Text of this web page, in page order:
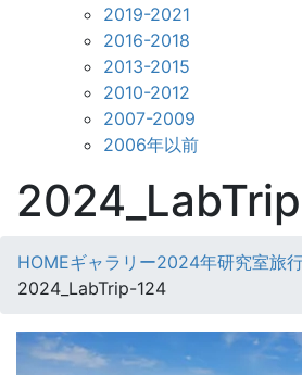
2019-2021
2016-2018
2013-2015
2010-2012
2007-2009
2006年以前
HOMEギャラリー2024年研究室旅行
2024_LabTrip-124